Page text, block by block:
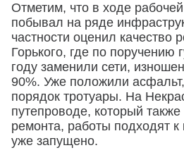
Отметим, что в ходе
побывал на ряде
частности оценил качество
Горького, где по поручению
году заменили сети,
90%. Уже положили
порядок тротуары. На
путепроводе, который
ремонта, работы подходят к
уже запущено.